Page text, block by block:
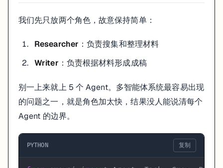
task2 = Task(
  description=
"""Using the insights provided, develop
Your post should be informative yet accessible to a
  expected_output=
"Full blog post of at least 4
4. 组建 Crew 并运行
  agents=[researcher, writer],
  verbose=
2,
# 顺序执行：先调研，后写作
我们先只放两个角色，故意保持简单：
Researcher ：负责搜集和整理材料
Writer ：负责根据材料形成成稿
别一上来就上 5 个 Agent。多智能体系统最容易出现
的问题之一，就是角色加太快，结果没人能说清每个
Agent 的边界。
PYTHON 复制